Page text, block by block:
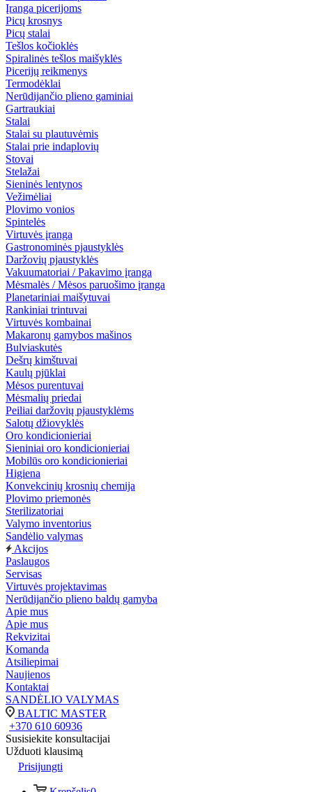
Įranga picerijoms
Picų krosnys
Picų stalai
Tešlos kočioklės
Spiralinės tešlos maišyklės
Picerijų reikmenys
Termodėklai
Nerūdijančio plieno gaminiai
Gartraukiai
Stalai
Stalai su plautuvėmis
Stalai prie indaplovių
Stovai
Stelažai
Sieninės lentynos
Vežimėliai
Plovimo vonios
Spintelės
Virtuvės įranga
Gastronominės pjaustyklės
Daržovių pjaustyklės
Vakuumatoriai / Pakavimo įranga
Mėsmalės / Mėsos paruošimo įranga
Planetariniai maišytuvai
Rankiniai trintuvai
Virtuvės kombainai
Makaronų gamybos mašinos
Bulviaskutės
Dešrų kimštuvai
Kaulų pjūklai
Mėsos purentuvai
Mėsmalių priedai
Peiliai daržovių pjaustyklėms
Salotų džiovyklės
Oro kondicionieriai
Sieniniai oro kondicionieriai
Mobilūs oro kondicionieriai
Higiena
Konvekcinių krosnių chemija
Plovimo priemonės
Sterilizatoriai
Valymo inventorius
Sandėlio valymas
Akcijos
Paslaugos
Servisas
Virtuvės projektavimas
Nerūdijančio plieno baldų gamyba
Apie mus
Apie mus
Rekvizitai
Komanda
Atsiliepimai
Naujienos
Kontaktai
SANDĖLIO VALYMAS
BALTIC MASTER
+370 610 60936
Susisiekite konsultacijai
Užduoti klausimą
Prisijungti